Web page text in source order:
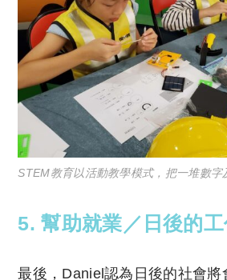
STEM教育以活動教學模式，把一堆數字
5. 幫助就業／日後的
最後，Daniel認為日後的社會將